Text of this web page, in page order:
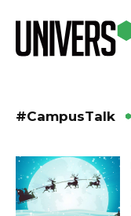
#CampusTalk